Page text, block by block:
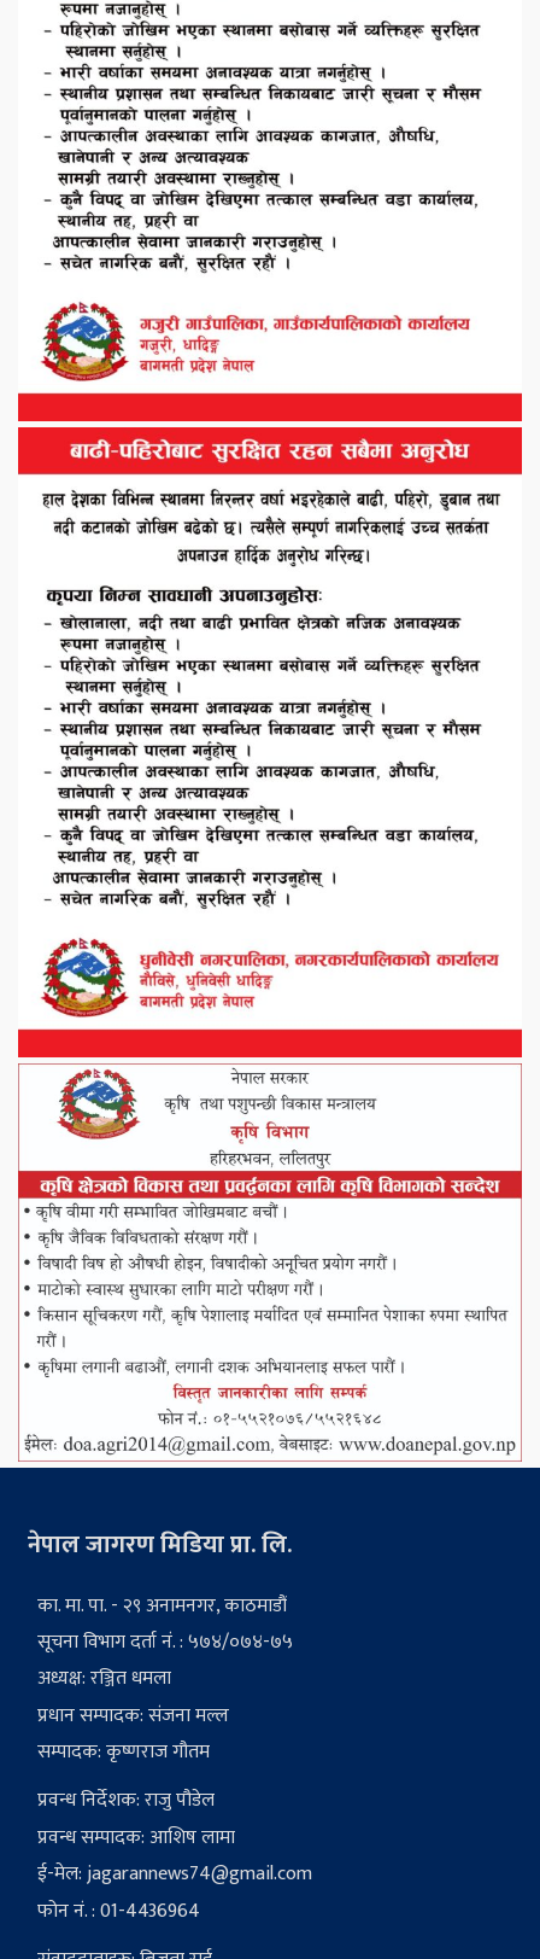
नेपाल जागरण मिडिया प्रा. लि.
का. मा. पा. - २९ अनामनगर, काठमाडौं
सूचना विभाग दर्ता नं. : ५७४/०७४-७५
अध्यक्ष: रञ्जित धमला
प्रधान सम्पादक: संजना मल्ल
सम्पादक: कृष्णराज गौतम
प्रवन्ध निर्देशक: राजु पौडेल
प्रवन्ध सम्पादक: आशिष लामा
ई-मेल:jagarannews74@gmail.com
फोन नं. : 01-4436964